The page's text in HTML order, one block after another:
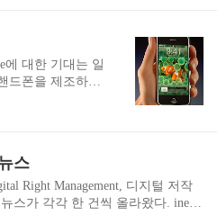
, 애플 Mac(매킨토시)을 사용해 본
CPU를 사용하고 Windows OS를 사
경향이 있다. 오히려 불편한 IBM
할 것을 종용하기도 한다. 그만큼
에 대한 기대는 일
드폰을 제조하고
스를 제공하는
요한데, 일단 통
상적으로 6월말이
에 499달러, 8G
나오기도 전부터
스
Right Management, 디지털 저작
스가 각각 한 건씩 올라왔다. inews
면 아이튠스 개방" inews24 : 벅스,